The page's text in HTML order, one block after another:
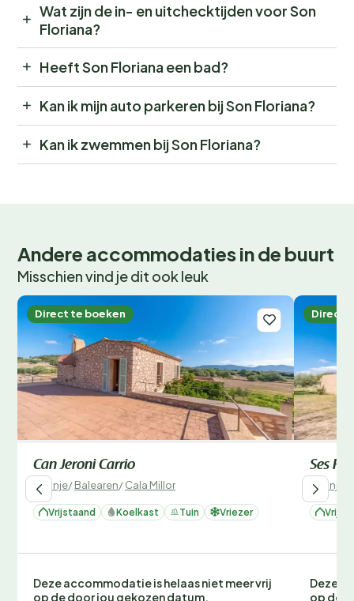
Wat zijn de in- en uitchecktijden voor Son
Floriana?
Heeft Son Floriana een bad?
Kan ik mijn auto parkeren bij Son Floriana?
Kan ik zwemmen bij Son Floriana?
Andere accommodaties in de buurt
Misschien vind je dit ook leuk
Direct te boeken
Can Jeroni Carrio
Spanje/Balearen/Cala Millor
Vrijstaand Koelkast Tuin Vriezer
Deze accommodatie is helaas niet meer vrij
op de door jou gekozen datum.
Direct
Ses
Spanje
Deze
op de